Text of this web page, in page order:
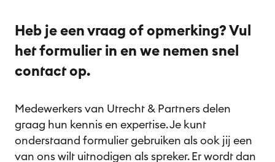
Heb je een vraag of opmerking? Vul
het formulier in en we nemen snel
contact op.
Medewerkers van Utrecht & Partners delen
graag hun kennis en expertise. Je kunt
onderstaand formulier gebruiken als ook jij een
van ons wilt uitnodigen als spreker. Er wordt dan